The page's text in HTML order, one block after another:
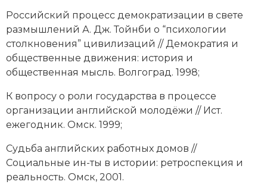
Российский процесс демократизации в свете
размышлений А. Дж. Тойнби о “психологии
столкновения” цивилизаций // Демократия и
общественные движения: история и
общественная мысль. Волгоград. 1998;
К вопросу о роли государства в процессе
организации английской молодёжи // Ист.
ежегодник. Омск. 1999;
Судьба английских работных домов //
Социальные ин-ты в истории: ретроспекция и
реальность. Омск, 2001.